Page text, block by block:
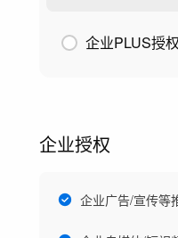
企业PLUS授权
企业授权
企业广告/宣传等